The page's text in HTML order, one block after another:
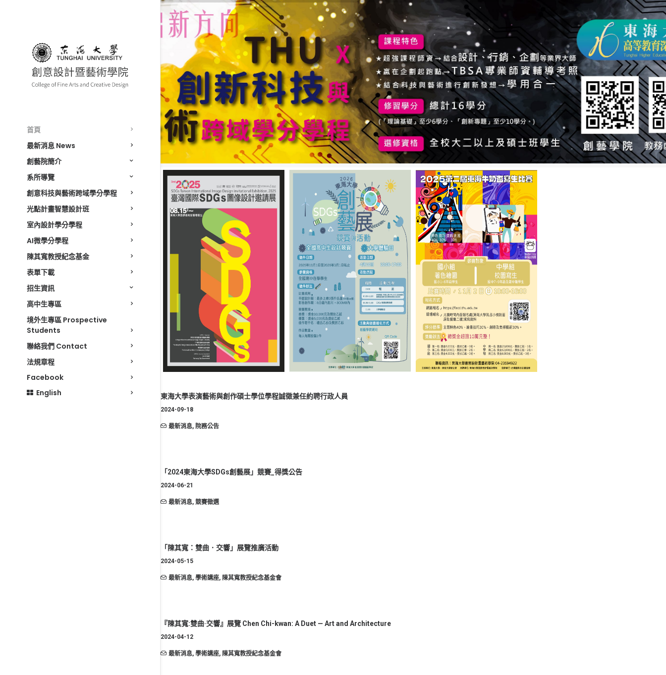
首頁
最新消息 News
創藝院簡介
系所導覽
創意科技與藝術跨域學分學程
光點計畫智慧設計班
室內設計學分學程
AI微學分學程
陳其寬教授紀念基金
表單下載
招生資訊
高中生專區
境外生專區 Prospective
Students
聯絡我們 Contact
法規章程
Facebook
English
東海大學表演藝術與創作碩士學位學程誠徵兼任約聘行政人員
2024-09-18
最新消息, 院務公告
「2024東海大學SDGs創藝展」競賽_得獎公告
2024-06-21
最新消息, 競賽徵選
「陳其寬：雙曲．交響」展覽推廣活動
2024-05-15
最新消息, 學術講座, 陳其寬教授紀念基金會
『陳其寬:雙曲·交響』展覽 Chen Chi-kwan: A Duet — Art and Architecture
2024-04-12
最新消息, 學術講座, 陳其寬教授紀念基金會